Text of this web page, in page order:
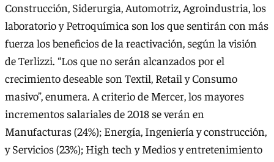
Construcción, Siderurgia, Automotriz, Agroindustria, los
laboratorio y Petroquímica son los que sentirán con más
fuerza los beneficios de la reactivación, según la visión
de Terlizzi. “Los que no serán alcanzados por el
crecimiento deseable son Textil, Retail y Consumo
masivo”, enumera. A criterio de Mercer, los mayores
incrementos salariales de 2018 se verán en
Manufacturas (24%); Energía, Ingeniería y construcción,
y Servicios (23%); High tech y Medios y entretenimiento